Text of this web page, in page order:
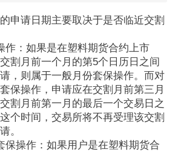
申请日期主要取决于是否临近交割
作：如果是在塑料期货合约上市
割月前一个月的第5个日历日之间
，‌则属于一般月份套保操作。‌而对
保操作，‌申请应在交割月前第三月
割月前第一月的最后一个交易日之
个时间，‌交易所将不再受理该交割
。‌
保操作：如果用户是在塑料期货合